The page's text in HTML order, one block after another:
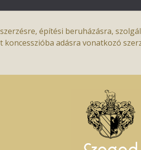
építési beruházásra,
adásra vonatkozó